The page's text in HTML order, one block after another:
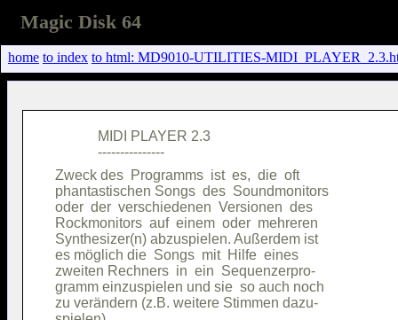
Magic Disk 64
home to index to html: MD9010-UTILITIES-
            MIDI PLAYER 2.3
Zweck des  Programms  ist  es,  die  oft
phantastischen Songs  des  Soundmonitors
oder  der  verschiedenen  Versionen  des
Rockmonitors  auf  einem  oder  mehreren
Synthesizer(n) abzuspielen. Außerdem ist
es möglich die  Songs  mit  Hilfe  eines
zweiten Rechners  in  ein  Sequenzerpro-
gramm einzuspielen und sie  so auch noch
zu verändern (z.B. weitere Stimmen dazu-